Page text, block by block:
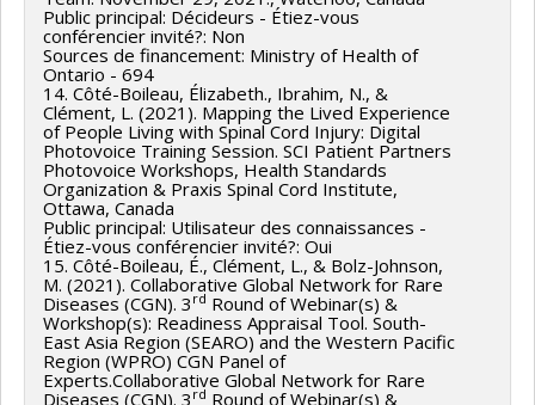
Public principal: Décideurs - Étiez-vous
conférencier invité?: Non
Sources de financement: Ministry of Health of
Ontario - 694
14. Côté-Boileau, Élizabeth., Ibrahim, N., &
Clément, L. (2021). Mapping the Lived Experience
of People Living with Spinal Cord Injury: Digital
Photovoice Training Session. SCI Patient Partners
Photovoice Workshops, Health Standards
Organization & Praxis Spinal Cord Institute,
Ottawa, Canada
Public principal: Utilisateur des connaissances -
Étiez-vous conférencier invité?: Oui
15. Côté-Boileau, É., Clément, L., & Bolz-Johnson,
M. (2021). Collaborative Global Network for Rare
Diseases (CGN). 3 rd Round of Webinar(s) &
Workshop(s): Readiness Appraisal Tool. South-
East Asia Region (SEARO) and the Western Pacific
Region (WPRO) CGN Panel of
Experts.Collaborative Global Network for Rare
Diseases (CGN). 3 rd Round of Webinar(s) &